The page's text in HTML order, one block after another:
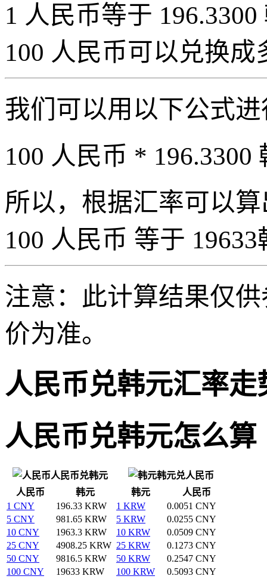
1 人民币等于
100 人民币可以兑换成
我们可以用以下公式
100 人民币 * 196.3300
所以，根据汇率可以
100 人民币 等于
注意：此计算结果仅
价为准。
人民币兑韩元汇率走
人民币兑韩元怎么算
人民币兑韩元
韩元兑人民币
人民币
韩元 韩元
人民币
1 CNY
196.33 KRW 1 KRW
0.0051 CNY
5 CNY
981.65 KRW 5 KRW
0.0255 CNY
10 CNY
1963.3 KRW 10 KRW
0.0509 CNY
25 CNY
4908.25 KRW 25 KRW
0.1273 CNY
50 CNY
9816.5 KRW 50 KRW
0.2547 CNY
100 CNY
19633 KRW 100 KRW
0.5093 CNY